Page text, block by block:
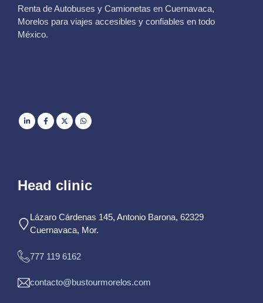
Renta de Autobuses y Camionetas en Cuernavaca,
Morelos para viajes accesibles y confiables en todo
México.
Head clinic
Lázaro Cárdenas 145, Antonio Barona, 62329
Cuernavaca, Mor.
777 119 6162
contacto@bustourmorelos.com